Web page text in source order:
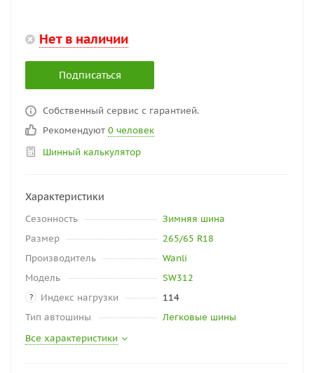
Нет в наличии
Подписаться
Собственный сервис с гарантией.
Рекомендуют 0 человек
Шинный калькулятор
Характеристики
Сезонность
Зимняя шина
Размер
265/65 R18
Производитель
Wanli
Модель
SW312
? Индекс нагрузки
114
Тип автошины
Легковые шины
Все характеристики